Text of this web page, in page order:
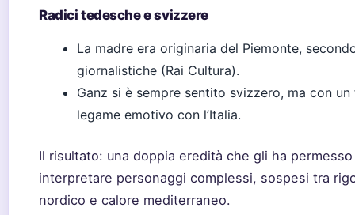
Radici tedesche e svizzere
La madre era originaria del Piemonte,
giornalistiche (Rai Cultura).
Ganz si è sempre sentito svizzero, ma con
legame emotivo con l’Italia.
Il risultato: una doppia eredità che gli ha
interpretare personaggi complessi, sospesi tra
nordico e calore mediterraneo.